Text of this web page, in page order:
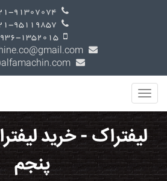
لیفتراک - خرید
پنجم